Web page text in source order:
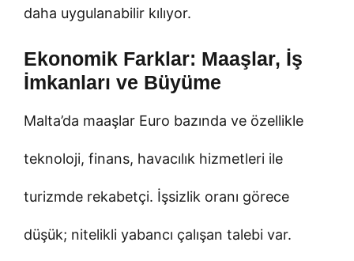
daha uygulanabilir kılıyor.
Ekonomik Farklar: Maaşlar, İş
İmkanları ve Büyüme
Malta’da maaşlar Euro bazında ve özellikle
teknoloji, finans, havacılık hizmetleri ile
turizmde rekabetçi. İşsizlik oranı görece
düşük; nitelikli yabancı çalışan talebi var.